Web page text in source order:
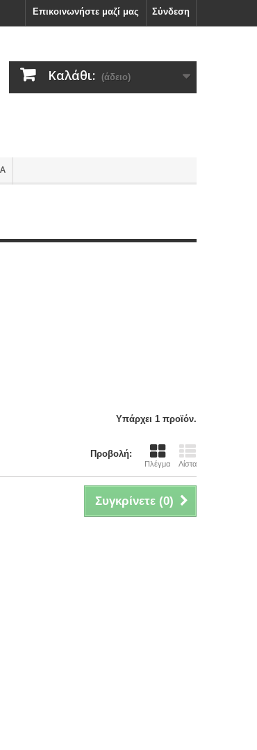
Σύνδεση
Επικοινωνήστε μαζί μας
Καλάθι: (άδειο)
Υπάρχει 1 προϊόν.
Προβολή:
Πλέγμα Λίστα
Συγκρίνετε (0)